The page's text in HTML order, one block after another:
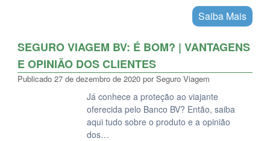
Saiba Mais
SEGURO VIAGEM BV: É BOM? | VANTAGENS
E OPINIÃO DOS CLIENTES
Publicado 27 de dezembro de 2020 por Seguro Viagem
Já conhece a proteção ao viajante
oferecida pelo Banco BV? Então, saiba
aqui tudo sobre o produto e a opinião
dos…